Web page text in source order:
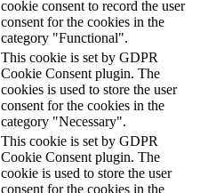
cookie consent to record the user
consent for the cookies in the
category "Functional".
This cookie is set by GDPR
Cookie Consent plugin. The
cookies is used to store the user
consent for the cookies in the
category "Necessary".
This cookie is set by GDPR
Cookie Consent plugin. The
cookie is used to store the user
consent for the cookies in the